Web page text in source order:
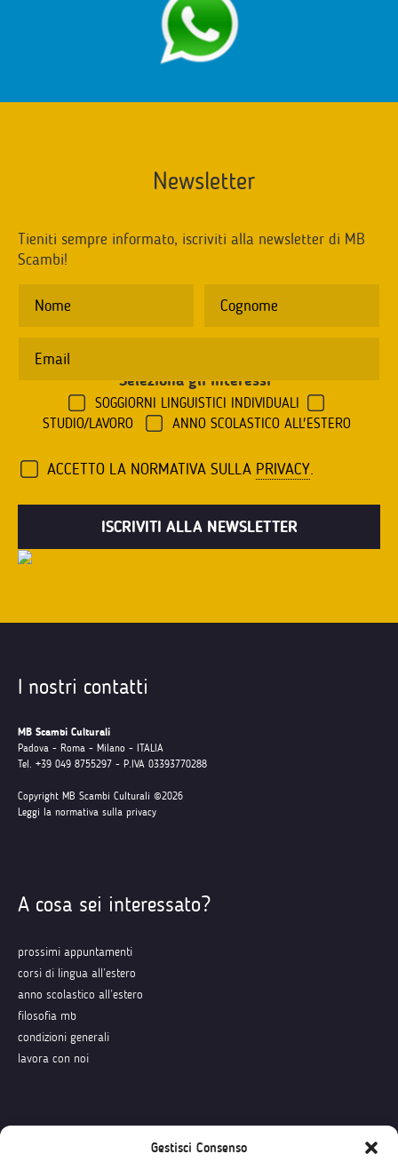
Gestisci Consenso
Newsletter
Tieniti sempre informato, iscriviti alla newsletter di MB
Scambi!
Seleziona gli interessi
SOGGIORNI LINGUISTICI INDIVIDUALI
STUDIO/LAVORO
ANNO SCOLASTICO ALL'ESTERO
ACCETTO LA NORMATIVA SULLA PRIVACY.
I nostri contatti
MB Scambi Culturali
Padova - Roma - Milano - ITALIA
Tel. +39 049 8755297 - P.IVA 03393770288
Copyright MB Scambi Culturali ©2026
Leggi la normativa sulla privacy
A cosa sei interessato?
prossimi appuntamenti
corsi di lingua all’estero
anno scolastico all’estero
filosofia mb
condizioni generali
lavora con noi